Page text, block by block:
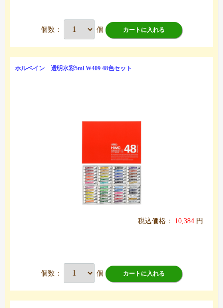
個数： 個 カートに入れる
ホルベイン 透明水彩5ml W409 48色セット
税込価格： 10,384 円
個数： 個 カートに入れる